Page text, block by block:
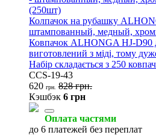
Колпачок на рубашку
штампованный, медный,
Ковпачок ALHONGA HJ-D90
виготовлений з міді, тому
Набір складається з 250
CCS-19-43
620 грн.
828 грн.
Кэшбэк 6 грн
Оплата частями
до 6 платежей без переплат